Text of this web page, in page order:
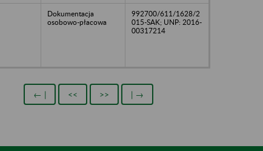
Dokumentacja
osobowo-płacowa
992700/611/1628/2
015-SAK; UNP: 2016-
00317214
← | << >> | →